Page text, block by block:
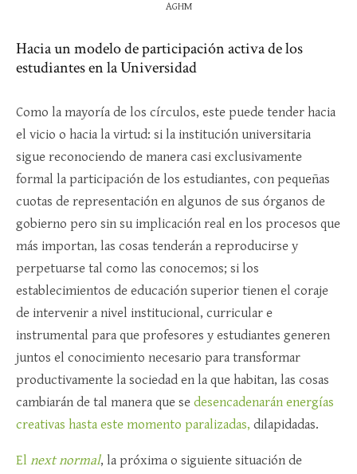
AGHM
Hacia un modelo de participación activa de los
estudiantes en la Universidad
Como la mayoría de los círculos, este puede tender hacia
el vicio o hacia la virtud: si la institución universitaria
sigue reconociendo de manera casi exclusivamente
formal la participación de los estudiantes, con pequeñas
cuotas de representación en algunos de sus órganos de
gobierno pero sin su implicación real en los procesos que
más importan, las cosas tenderán a reproducirse y
perpetuarse tal como las conocemos; si los
establecimientos de educación superior tienen el coraje
de intervenir a nivel institucional, curricular e
instrumental para que profesores y estudiantes generen
juntos el conocimiento necesario para transformar
productivamente la sociedad en la que habitan, las cosas
cambiarán de tal manera que se desencadenarán energías
creativas hasta este momento paralizadas, dilapidadas.
El next normal, la próxima o siguiente situación de